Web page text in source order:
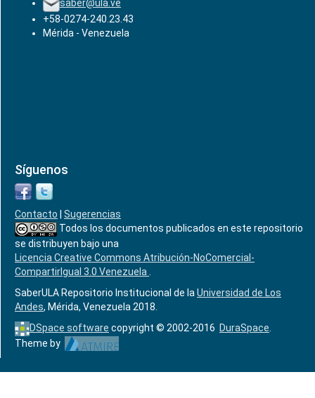
saber@ula.ve
+58-0274-240.23.43
Mérida - Venezuela
Síguenos
Contacto
Sugerencias
Todos los documentos publicados en este repositorio
se distribuyen bajo una
Licencia Creative Commons Atribución-NoComercial-
CompartirIgual 3.0 Venezuela
SaberULA Repositorio Institucional de la Universidad de Los
Andes, Mérida, Venezuela 2018.
DSpace software copyright © 2002-2016 DuraSpace
Theme by